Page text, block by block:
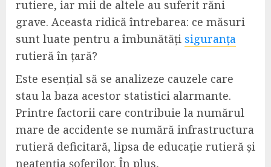
rutiere, iar mii de altele au suferit răni
grave. Aceasta ridică întrebarea: ce măsuri
sunt luate pentru a îmbunătăți siguranța
rutieră în țară?
Este esențial să se analizeze cauzele care
stau la baza acestor statistici alarmante.
Printre factorii care contribuie la numărul
mare de accidente se numără infrastructura
rutieră deficitară, lipsa de educație rutieră și
neatenția șoferilor. În plus,